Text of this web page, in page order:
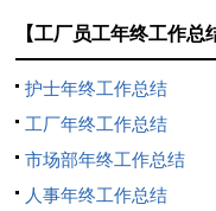
【工厂员工年终工作总
护士年终工作总结
工厂年终工作总结
市场部年终工作总结
人事年终工作总结